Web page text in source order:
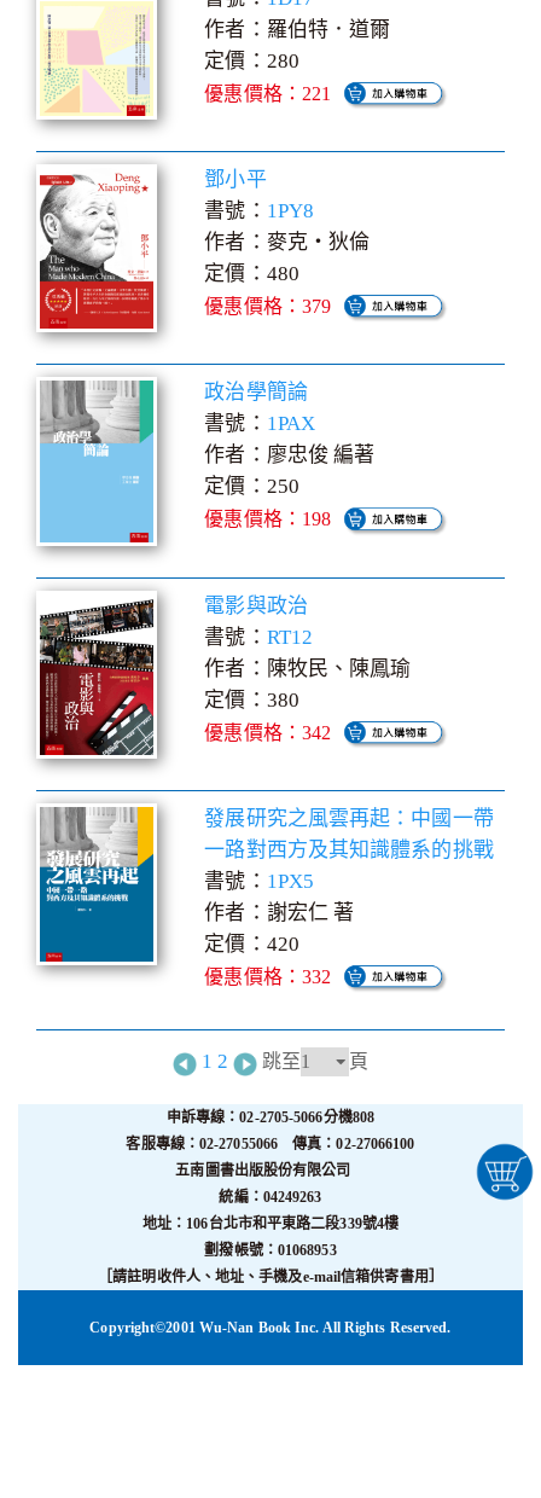
作者：羅伯特．道爾
定價：280
優惠價格：221
鄧小平
書號： 1PY8
作者：麥克‧狄倫
定價：480
優惠價格：379
政治學簡論
書號： 1PAX
作者：廖忠俊 編著
定價：250
優惠價格：198
電影與政治
書號： RT12
作者：陳牧民、陳鳳瑜
定價：380
優惠價格：342
發展研究之風雲再起：中國一帶
一路對西方及其知識體系的挑戰
書號： 1PX5
作者：謝宏仁 著
定價：420
優惠價格：332
1 2 跳至 頁
申訴專線：02-2705-5066分機808
客服專線：02-27055066 傳真：02-27066100
五南圖書出版股份有限公司
統編：04249263
地址：106台北市和平東路二段339號4樓
劃撥帳號：01068953
［請註明收件人、地址、手機及e-mail信箱供寄書用］
Copyright©2001 Wu-Nan Book Inc. All Rights Reserved.